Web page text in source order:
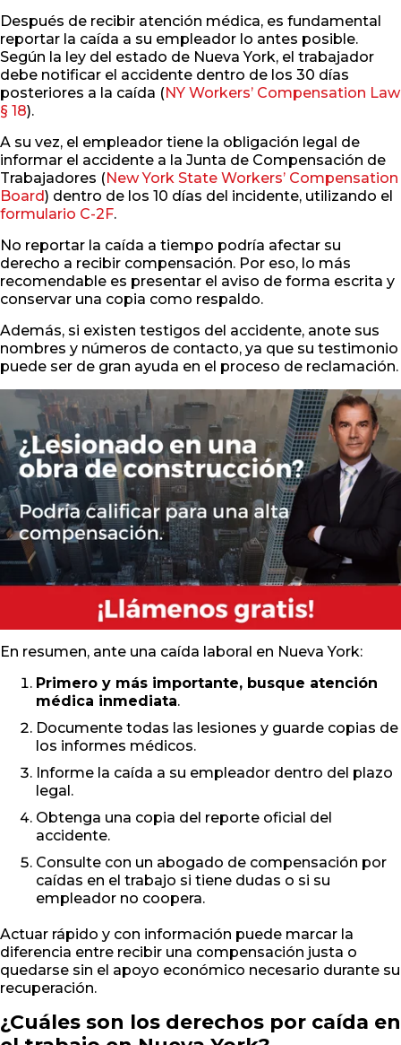
Después de recibir atención médica, es fundamental
reportar la caída a su empleador lo antes posible.
Según la ley del estado de Nueva York, el trabajador
debe notificar el accidente dentro de los 30 días
posteriores a la caída (NY Workers’ Compensation Law
§ 18).
A su vez, el empleador tiene la obligación legal de
informar el accidente a la Junta de Compensación de
Trabajadores (New York State Workers’ Compensation
Board) dentro de los 10 días del incidente, utilizando el
formulario C-2F.
No reportar la caída a tiempo podría afectar su
derecho a recibir compensación. Por eso, lo más
recomendable es presentar el aviso de forma escrita y
conservar una copia como respaldo.
Además, si existen testigos del accidente, anote sus
nombres y números de contacto, ya que su testimonio
puede ser de gran ayuda en el proceso de reclamación.
En resumen, ante una caída laboral en Nueva York:
Primero y más importante, busque atención
médica inmediata.
Documente todas las lesiones y guarde copias de
los informes médicos.
Informe la caída a su empleador dentro del plazo
legal.
Obtenga una copia del reporte oficial del
accidente.
Consulte con un abogado de compensación por
caídas en el trabajo si tiene dudas o si su
empleador no coopera.
Actuar rápido y con información puede marcar la
diferencia entre recibir una compensación justa o
quedarse sin el apoyo económico necesario durante su
recuperación.
¿Cuáles son los derechos por caída en